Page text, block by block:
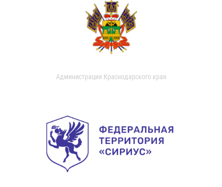
Администрация Краснодарского края